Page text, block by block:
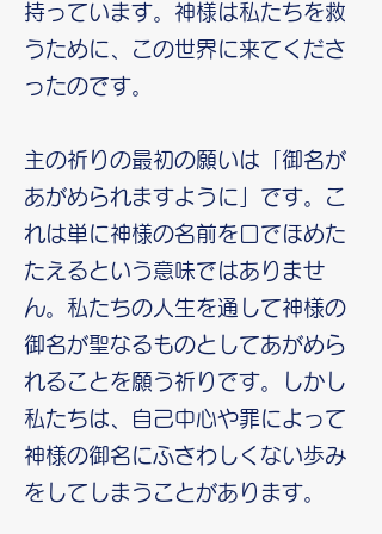
持っています。神様は私たちを救
うために、この世界に来てくださ
ったのです。
主の祈りの最初の願いは「御名が
あがめられますように」です。こ
れは単に神様の名前を口でほめた
たえるという意味ではありませ
ん。私たちの人生を通して神様の
御名が聖なるものとしてあがめら
れることを願う祈りです。しかし
私たちは、自己中心や罪によって
神様の御名にふさわしくない歩み
をしてしまうことがあります。